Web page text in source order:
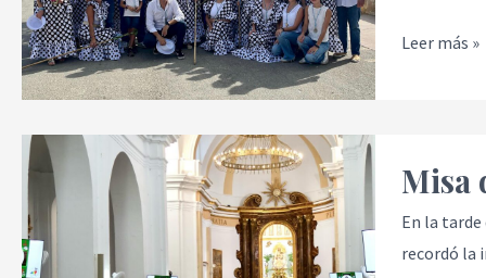
Leer más »
Misa
En la tarde
recordó la
de
Acción